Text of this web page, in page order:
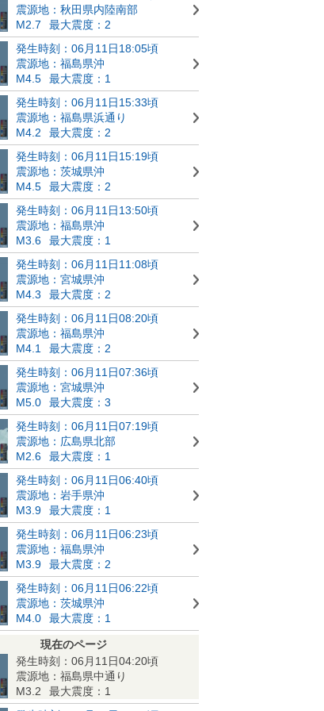
震源地：秋田県内陸南部
M2.7
最大震度：2
発生時刻：06月11日18:05頃
震源地：福島県沖
M4.5
最大震度：1
発生時刻：06月11日15:33頃
震源地：福島県浜通り
M4.2
最大震度：2
発生時刻：06月11日15:19頃
震源地：茨城県沖
M4.5
最大震度：2
発生時刻：06月11日13:50頃
震源地：福島県沖
M3.6
最大震度：1
発生時刻：06月11日11:08頃
震源地：宮城県沖
M4.3
最大震度：2
発生時刻：06月11日08:20頃
震源地：福島県沖
M4.1
最大震度：2
発生時刻：06月11日07:36頃
震源地：宮城県沖
M5.0
最大震度：3
発生時刻：06月11日07:19頃
震源地：広島県北部
M2.6
最大震度：1
発生時刻：06月11日06:40頃
震源地：岩手県沖
M3.9
最大震度：1
発生時刻：06月11日06:23頃
震源地：福島県沖
M3.9
最大震度：2
発生時刻：06月11日06:22頃
震源地：茨城県沖
M4.0
最大震度：1
現在のページ
発生時刻：06月11日04:20頃
震源地：福島県中通り
M3.2
最大震度：1